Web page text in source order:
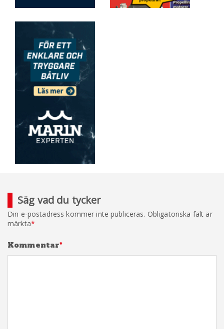
Säg vad du tycker
Din e-postadress kommer inte publiceras. Obligatoriska fält är
märkta*
Kommentar*